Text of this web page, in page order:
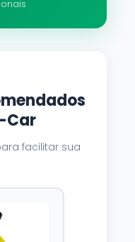
Car
facilitar sua